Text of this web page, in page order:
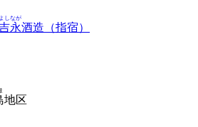
永
よしなが
酒造（指宿）
地区